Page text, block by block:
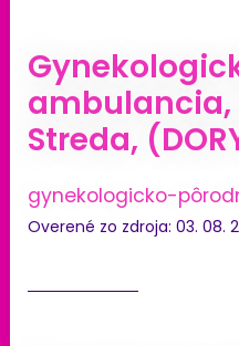
ambulancia,
Streda,
gynekologicko-
Overené zo zdroja: 03. 08.